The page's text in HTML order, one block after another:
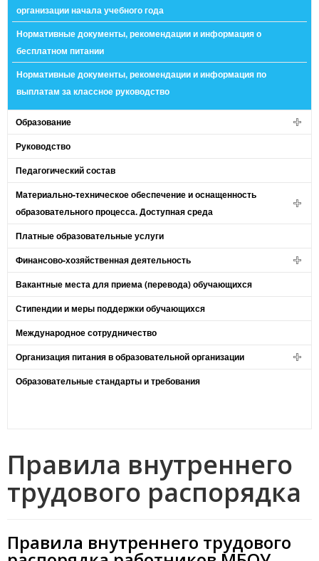
организации начала учебного года
Нормативные документы, рекомендации и информация о
бесплатном питании
Нормативные документы, рекомендации и информация по
выплатам за классное руководство
Образование
Руководство
Педагогический состав
Материально-техническое обеспечение и оснащенность
образовательного процесса. Доступная среда
Платные образовательные услуги
Финансово-хозяйственная деятельность
Вакантные места для приема (перевода) обучающихся
Стипендии и меры поддержки обучающихся
Международное сотрудничество
Организация питания в образовательной организации
Образовательные стандарты и требования
Правила внутреннего
трудового распорядка
Правила внутреннего трудового